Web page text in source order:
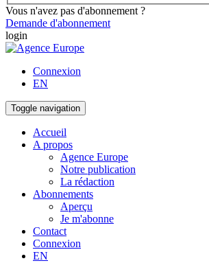
Vous n'avez pas d'abonnement ?
Demande d'abonnement
login
Connexion
EN
Toggle navigation
Accueil
A propos
Agence Europe
Notre publication
La rédaction
Abonnements
Aperçu
Je m'abonne
Contact
Connexion
EN